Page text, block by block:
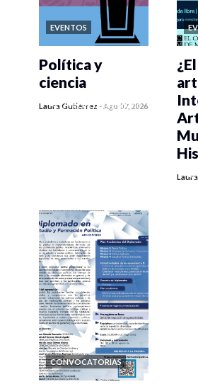
EVENTOS
0 veces compartido
Política y
ciencia
Laura Gutiérrez -Ago 07, 2026
CONVOCATORIAS